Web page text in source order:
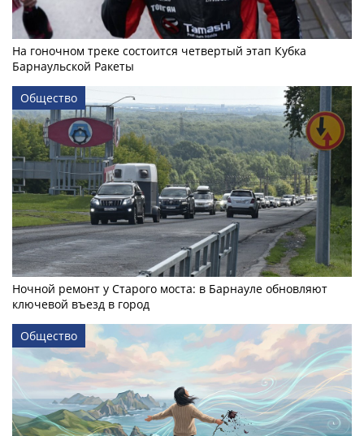
На гоночном треке состоится четвертый этап Кубка
Барнаульской Ракеты
Общество
Ночной ремонт у Старого моста: в Барнауле обновляют
ключевой въезд в город
Общество